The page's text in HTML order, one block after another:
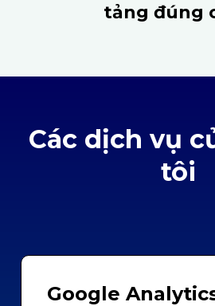
tảng đúng
Các dịch vụ
tôi
Google